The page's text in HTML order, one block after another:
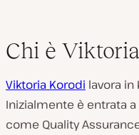
Chi è
Viktoria Korodi lavora in
Inizialmente è entrata
come Quality